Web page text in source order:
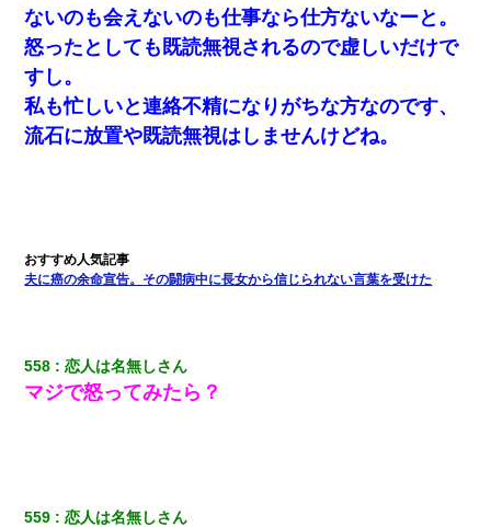
日曜日、会社の窓を見ると同僚の姿。俺（あれ？ディズニーシー
じゃ？）→俺電話「今何してんの？」同僚「シーで並んでるこ
と！」俺「会社にいない？」→次の瞬間、すごい鳥肌が立った
ホテルに泊まったんだけど従業員が最悪だった。折角の旅行で何
故私が怒鳴られなきゃいけなかったのだ
ワイアラサー主婦、昨晩久しぶりに夫と致した結果ｗｗｗｗｗ
ワイ144kg彼女98kgデブカップル、1年間毎日行為しまくった結
ないのも会えないのも仕事なら仕方ないなーと。
怒ったとしても既読無視されるので虚しいだけで
すし。
私も忙しいと連絡不精になりがちな方なのです、
流石に放置や既読無視はしませんけどね。
夫に癌の余命宣告。その闘病中に長女から信じられない言葉を受けた
558 恋人は名無しさん
マジで怒ってみたら？
559 恋人は名無しさん